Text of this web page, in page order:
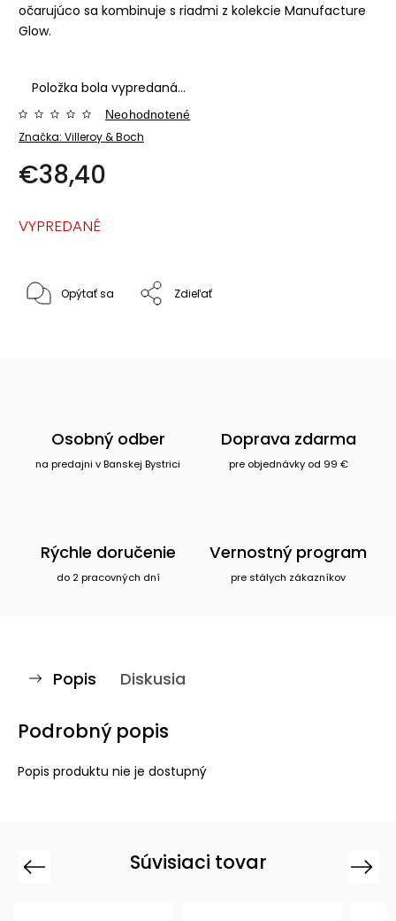
očarujúco sa kombinuje s riadmi z kolekcie Manufacture
Glow.
Položka bola vypredaná…
Značka: Villeroy & Boch
Neohodnotené
€38,40
VYPREDANÉ
Opýtať sa Zdieľať
Osobný odber
na predajni v Banskej Bystrici
Doprava zdarma
pre objednávky od 99 €
Rýchle doručenie
do 2 pracovných dní
Vernostný program
pre stálych zákazníkov
Popis Diskusia
Podrobný popis
Popis produktu nie je dostupný
Súvisiaci tovar
Previous Next